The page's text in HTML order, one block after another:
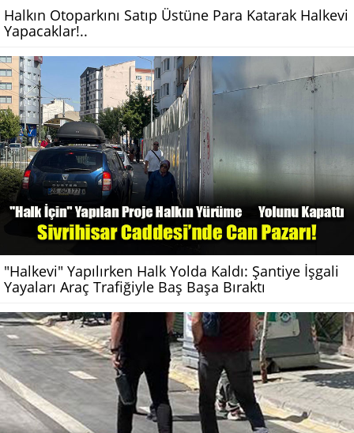
Halkın Otoparkını Satıp Üstüne Para Katarak Halkevi
Yapacaklar!..
"Halkevi" Yapılırken Halk Yolda Kaldı: Şantiye İşgali
Yayaları Araç Trafiğiyle Baş Başa Bıraktı